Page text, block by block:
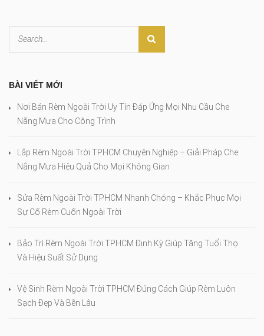
BÀI VIẾT MỚI
Nơi Bán Rèm Ngoài Trời Uy Tín Đáp Ứng Mọi Nhu Cầu Che
Nắng Mưa Cho Công Trình
Lắp Rèm Ngoài Trời TPHCM Chuyên Nghiệp – Giải Pháp Che
Nắng Mưa Hiệu Quả Cho Mọi Không Gian
Sửa Rèm Ngoài Trời TPHCM Nhanh Chóng – Khắc Phục Mọi
Sự Cố Rèm Cuốn Ngoài Trời
Bảo Trì Rèm Ngoài Trời TPHCM Định Kỳ Giúp Tăng Tuổi Thọ
Và Hiệu Suất Sử Dụng
Vệ Sinh Rèm Ngoài Trời TPHCM Đúng Cách Giúp Rèm Luôn
Sạch Đẹp Và Bền Lâu